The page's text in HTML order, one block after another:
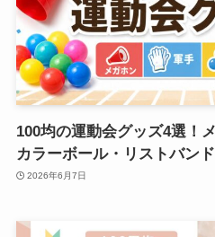
100均の運動会グッズ4選！
カラーボール・リストバン
2026年6月7日